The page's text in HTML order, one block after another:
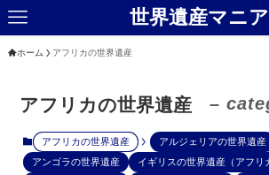
世界遺産マニア
ホーム アフリカの世界遺産
アフリカの世界遺産 –
アフリカの世界遺産
アルジェリアの世界遺産
アンゴラの世界遺産
イギリスの世界遺産（アフリ